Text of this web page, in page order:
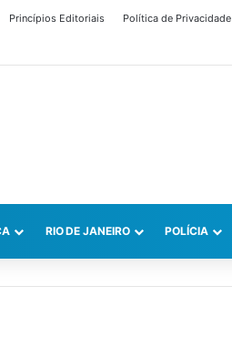
Princípios Editoriais Política de Privacidade
RIO DE JANEIRO POLÍCIA